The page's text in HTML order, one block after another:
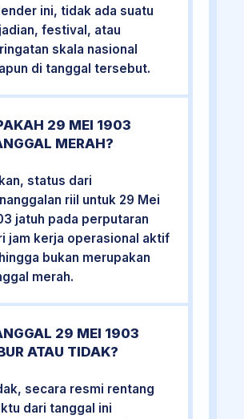
ini, tidak ada suatu
festival, atau
skala nasional
di tanggal tersebut.
29 MEI 1903
MERAH?
status dari
riil untuk 29 Mei
jatuh pada perputaran
jam kerja operasional aktif
bukan merupakan
merah.
29 MEI 1903
ATAU TIDAK?
secara resmi rentang
dari tanggal ini